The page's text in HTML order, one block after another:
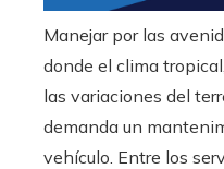
Manejar por las
donde el clima
las variaciones del
demanda un
vehículo. Entre los